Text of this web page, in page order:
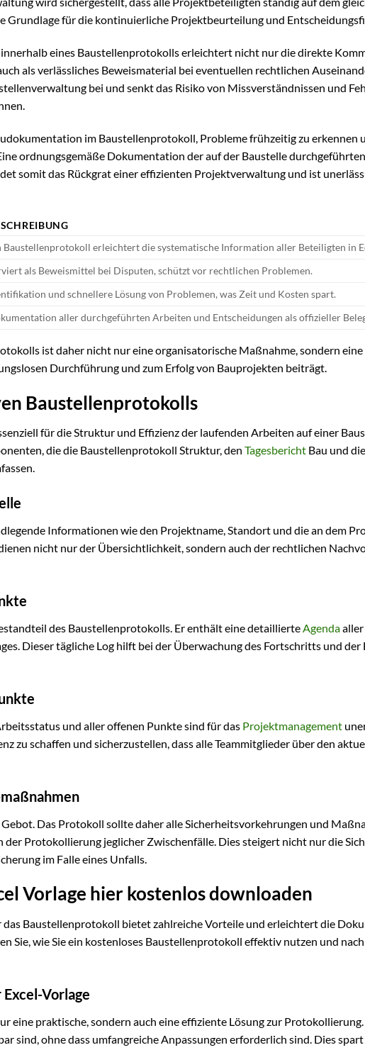
Grundlage für die kontinuierliche Projektbeurteilung und
eines Baustellenprotokolls erleichtert nicht nur die direkte
als verlässliches Beweismaterial bei eventuellen rechtlichen
bei und senkt das Risiko von Missverständnissen und
im Baustellenprotokoll, Probleme frühzeitig zu erkennen
ordnungsgemäße Dokumentation der auf der Baustelle
somit das Rückgrat einer effizienten Projektverwaltung und ist
Baustellenprotokoll erleichtert die systematische Information aller Beteiligten in
als Beweismittel bei Disputen, schützt vor rechtlichen Problemen.
und schnellere Lösung von Problemen, was Zeit und Kosten spart.
aller durchgeführten Arbeiten und Entscheidungen als offizieller
ist daher nicht nur eine organisatorische Maßnahme, sondern
Durchführung und zum Erfolg von Bauprojekten beiträgt.
Baustellenprotokolls
für die Struktur und Effizienz der laufenden Arbeiten auf einer
die die Baustellenprotokoll Struktur, den Tagesbericht Bau und die
Informationen wie den Projektname, Standort und die an dem
nicht nur der Übersichtlichkeit, sondern auch der rechtlichen
des Baustellenprotokolls. Er enthält eine detaillierteAgenda
Dieser tägliche Log hilft bei der Überwachung des Fortschritts und
und aller offenen Punkte sind für das Projektmanagement
zu schaffen und sicherzustellen, dass alle Teammitglieder über den
Das Protokoll sollte daher alle Sicherheitsvorkehrungen und
Protokollierung jeglicher Zwischenfälle. Dies steigert nicht nur die
im Falle eines Unfalls.
Vorlage hier kostenlos downloaden
das Baustellenprotokoll bietet zahlreiche Vorteile und erleichtert die
Sie, wie Sie ein kostenloses Baustellenprotokoll effektiv nutzen und
Vorlage
eine praktische, sondern auch eine effiziente Lösung zur
sind, ohne dass umfangreiche Anpassungen erforderlich sind. Dies